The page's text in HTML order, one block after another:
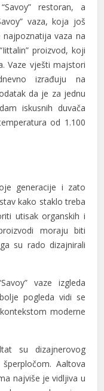
restoran, a
vaza, koja još
vaza na
proizvod, koji
Vaze vješti majstori
izrađuju na
da je za jednu
iskusnih duvača
od 1.100
generacije i zato
kako staklo treba
utisak organskih i
moraju biti
su rado dizajnirali
vaze izgleda
pogleda vidi se
moderne
su dizajnerovog
Aaltova
najviše je vidljiva u